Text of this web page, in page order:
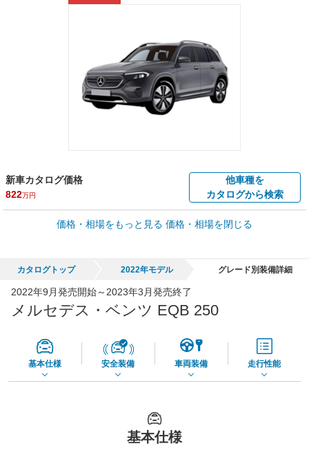
新車カタログ価格
822万円
他車種を
カタログから検索
車買取価格 *
車買取相場
全国平均の車検価格 *
- 円
*当該価格は車種別の価格となります。
価格・相場をもっと見る 価格・相場を閉じる
カタログトップ 2022年モデル グレード別装備詳細
2022年9月発売開始～2023年3月発売終了
メルセデス・ベンツ EQB 250
基本仕様 安全装備 車両装備 走行性能
基本仕様